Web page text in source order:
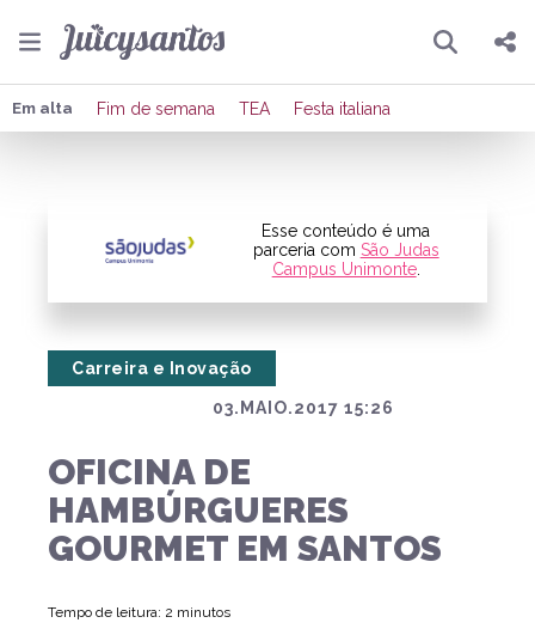
Pesquisar
Compartilhar
Publicar no Facebook
Em alta Fim de semana TEA Festa italiana
Esse conteúdo é uma
parceria com São Judas
Campus Unimonte.
03.MAIO.2017 15:26
Carreira e Inovação
OFICINA DE
HAMBÚRGUERES
GOURMET EM SANTOS
Tempo de leitura: 2 minutos